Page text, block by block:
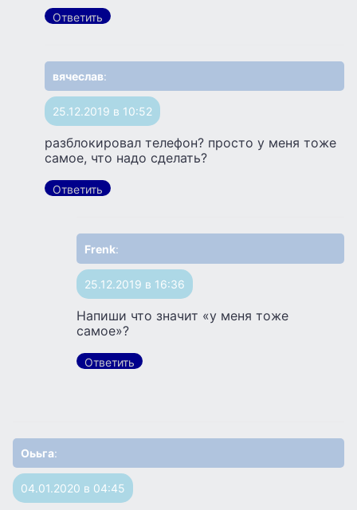
Ответить
вячеслав:
25.12.2019 в 10:52
разблокировал телефон? просто у меня тоже
самое, что надо сделать?
Ответить
Frenk:
25.12.2019 в 16:36
Напиши что значит «у меня тоже
самое»?
Ответить
Оььга:
04.01.2020 в 04:45